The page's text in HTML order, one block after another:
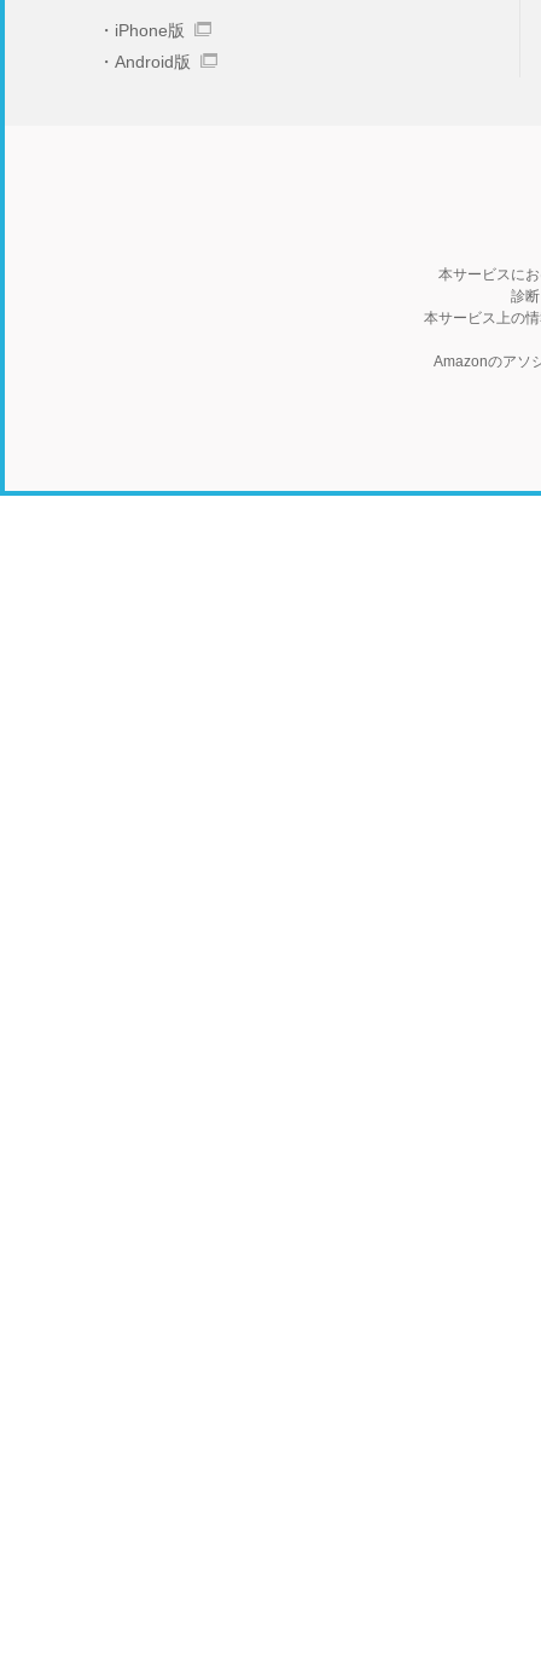
iPhone版
Android版
本サービスに
診
本サービス上の
Amazonのアソ